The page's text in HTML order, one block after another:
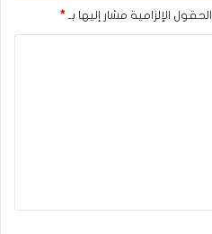
الحقول الإلزامية مشار إليها بـ *